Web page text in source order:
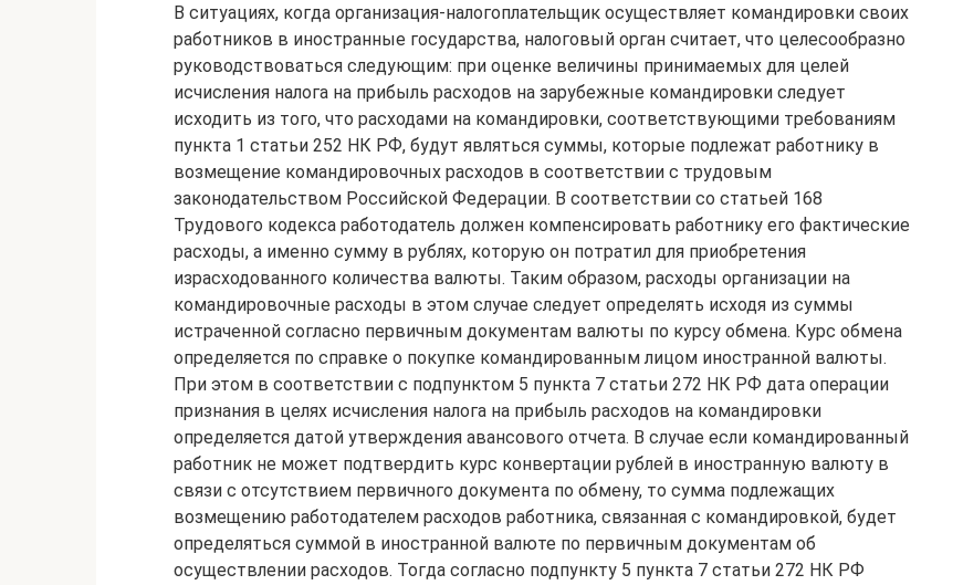
В ситуациях, когда организация-налогоплательщик осуществляет командировки своих
работников в иностранные государства, налоговый орган считает, что целесообразно
руководствоваться следующим: при оценке величины принимаемых для целей
исчисления налога на прибыль расходов на зарубежные командировки следует
исходить из того, что расходами на командировки, соответствующими требованиям
пункта 1 статьи 252 НК РФ, будут являться суммы, которые подлежат работнику в
возмещение командировочных расходов в соответствии с трудовым
законодательством Российской Федерации. В соответствии со статьей 168
Трудового кодекса работодатель должен компенсировать работнику его фактические
расходы, а именно сумму в рублях, которую он потратил для приобретения
израсходованного количества валюты. Таким образом, расходы организации на
командировочные расходы в этом случае следует определять исходя из суммы
истраченной согласно первичным документам валюты по курсу обмена. Курс обмена
определяется по справке о покупке командированным лицом иностранной валюты.
При этом в соответствии с подпунктом 5 пункта 7 статьи 272 НК РФ дата операции
признания в целях исчисления налога на прибыль расходов на командировки
определяется датой утверждения авансового отчета. В случае если командированный
работник не может подтвердить курс конвертации рублей в иностранную валюту в
связи с отсутствием первичного документа по обмену, то сумма подлежащих
возмещению работодателем расходов работника, связанная с командировкой, будет
определяться суммой в иностранной валюте по первичным документам об
осуществлении расходов. Тогда согласно подпункту 5 пункта 7 статьи 272 НК РФ